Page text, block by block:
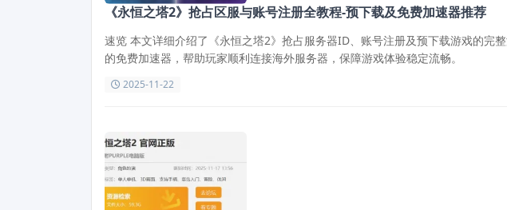
《永恒之塔2》抢占区服与账号注册全教程-预下载及免费加速器推荐
速览 本文详细介绍了《永恒之塔2》抢占服务器ID、账号注册及预下载游戏的完
的免费加速器，帮助玩家顺利连接海外服务器，保障游戏体验稳定流畅。
2025-11-22